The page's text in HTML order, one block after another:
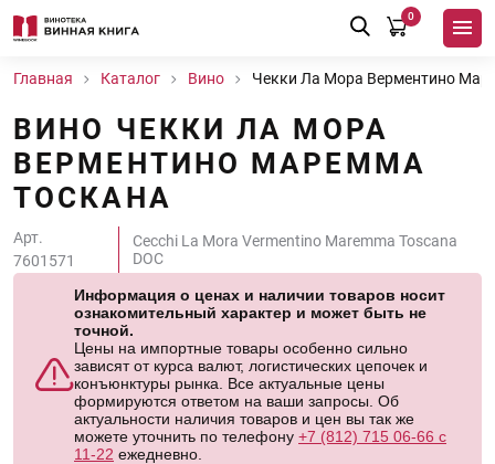
0
Главная Каталог Вино Чекки Ла Мора Верментино
ВИНО ЧЕККИ ЛА МОРА
ВЕРМЕНТИНО МАРЕММА
ТОСКАНА
Арт.
7601571
Cecchi La Mora Vermentino Maremma Toscana
DOC
Информация о ценах и наличии товаров носит
ознакомительный характер и может быть не
точной.
Цены на импортные товары особенно сильно
зависят от курса валют, логистических цепочек и
конъюнктуры рынка. Все актуальные цены
формируются ответом на ваши запросы. Об
актуальности наличия товаров и цен вы так же
можете уточнить по телефону +7 (812) 715 06-66 с
11-22 ежедневно.